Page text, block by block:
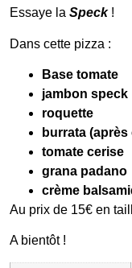
Essaye la Speck!
Dans cette pizza :
Base tomate
jambon speck
roquette
burrata
tomate cerise
grana padano
crème
Au prix de 15€ en
A bientôt !